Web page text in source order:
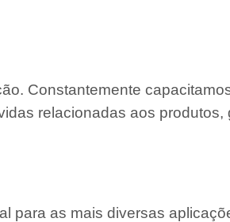
Constantemente
relacionadas aos produtos,
para as mais diversas